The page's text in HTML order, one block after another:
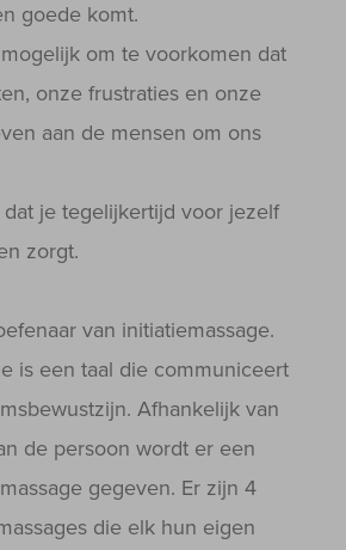
goede komt.
om te voorkomen dat
onze frustraties en onze
aan de mensen om ons
je tegelijkertijd voor jezelf
zorgt.
van initiatiemassage.
is een taal die communiceert
Afhankelijk van
de persoon wordt er een
gegeven. Er zijn 4
die elk hun eigen